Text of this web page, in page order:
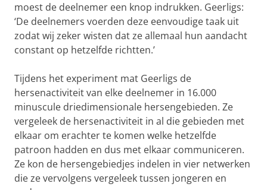
moest de deelnemer een knop indrukken. Geerligs:
‘De deelnemers voerden deze eenvoudige taak uit
zodat wij zeker wisten dat ze allemaal hun aandacht
constant op hetzelfde richtten.’
Tijdens het experiment mat Geerligs de
hersenactiviteit van elke deelnemer in 16.000
minuscule driedimensionale hersengebieden. Ze
vergeleek de hersenactiviteit in al die gebieden met
elkaar om erachter te komen welke hetzelfde
patroon hadden en dus met elkaar communiceren.
Ze kon de hersengebiedjes indelen in vier netwerken
die ze vervolgens vergeleek tussen jongeren en